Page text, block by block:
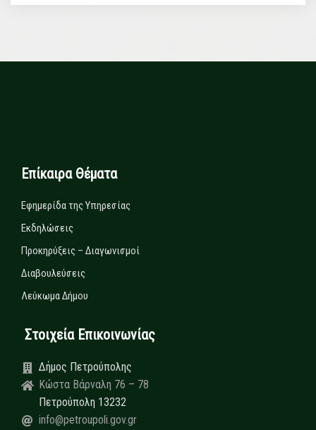
Επίκαιρα Θέματα
Εφημερίδα της Υπηρεσίας
Εκδηλώσεις
Προκηρύξεις – Διαγωνισμοί
Διαβουλεύσεις
Λεύκωμα Δήμου
Στοιχεία Επικοινωνίας
Δήμος Πετρούπολης
Κώστα Βάρναλη 76 – 78
Πετρούπολη 13232
info@petroupoli.gov.gr